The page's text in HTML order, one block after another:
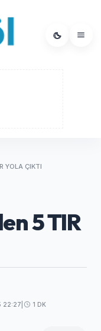
YOLA ÇIKTI
5 TIR
22:27 1 DK